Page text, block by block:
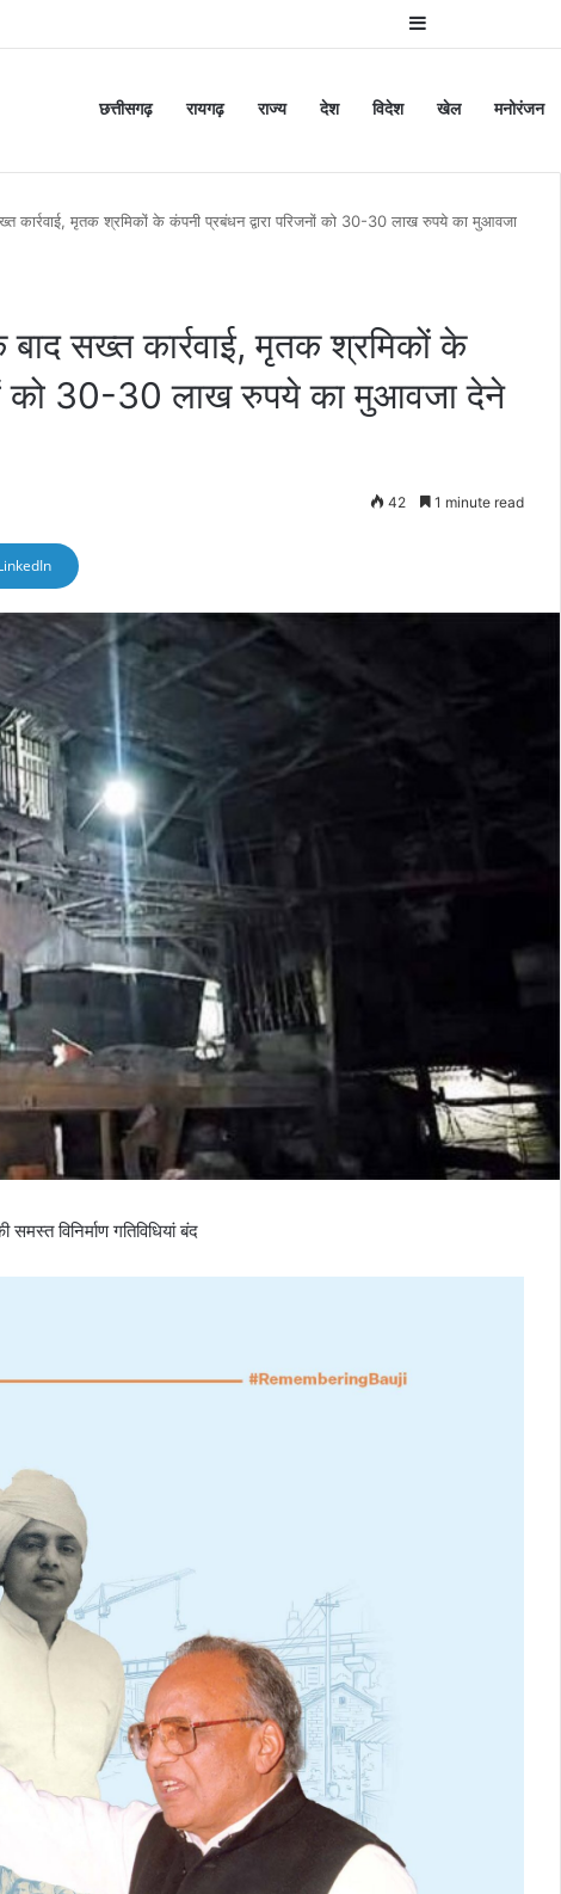
Sidebar
छत्तीसगढ़ रायगढ़ राज्य देश विदेश खेल मनोरंजन
कार्रवाई, मृतक श्रमिकों के कंपनी प्रबंधन द्वारा परिजनों को 30-30 लाख रुपये का मुआवजा
बाद सख्त कार्रवाई, मृतक श्रमिकों के
को 30-30 लाख रुपये का मुआवजा देने
42 1 minute read
विनिर्माण गतिविधियां बंद